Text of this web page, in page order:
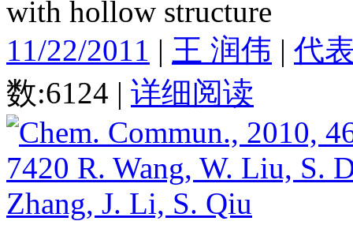
with hollow structure
11/22/2011 | 王 润伟 | 代
数:6124 | 详细阅读